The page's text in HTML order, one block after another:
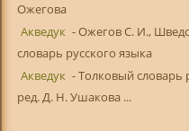
Ожегова
Акведук - Ожегов С. И.,
словарь русского языка
Акведук - Толковый словарь
ред. Д. Н. Ушакова ...